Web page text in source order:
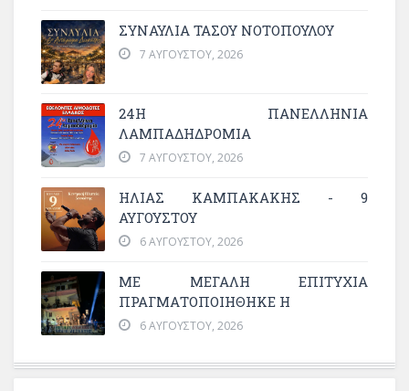
ΣΥΝΑΥΛΙΑ ΤΑΣΟΥ ΝΟΤΟΠΟΥΛΟΥ
7 ΑΥΓΟΎΣΤΟΥ, 2026
24Η ΠΑΝΕΛΛΗΝΙΑ
ΛΑΜΠΑΔΗΔΡΟΜΙΑ
7 ΑΥΓΟΎΣΤΟΥ, 2026
ΗΛΙΑΣ ΚΑΜΠΑΚΑΚΗΣ - 9
ΑΥΓΟΥΣΤΟΥ
6 ΑΥΓΟΎΣΤΟΥ, 2026
ΜΕ ΜΕΓΆΛΗ ΕΠΙΤΥΧΊΑ
ΠΡΑΓΜΑΤΟΠΟΙΉΘΗΚΕ Η
6 ΑΥΓΟΎΣΤΟΥ, 2026